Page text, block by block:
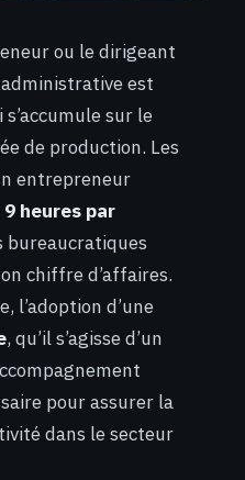
ou le dirigeant
administrative est
sur le
de production. Les
entrepreneur
9 heures par
bureaucratiques
chiffre d’affaires.
l’adoption d’une
, qu’il s’agisse d’un
pour assurer la
dans le secteur